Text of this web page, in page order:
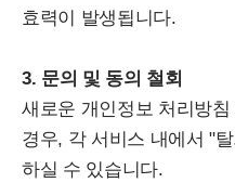
효력이 발생됩니다.
3. 문의 및 동의 철회
새로운 개인정보 처리방
경우, 각 서비스 내에서 "
하실 수 있습니다.